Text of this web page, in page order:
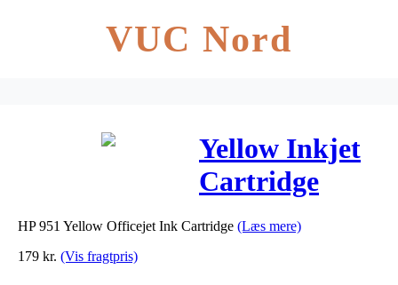
VUC Nord
Yellow Inkjet
Cartridge
No.951
HP 951 Yellow Officejet Ink Cartridge (Læs mere)
179 kr. (Vis fragtpris)